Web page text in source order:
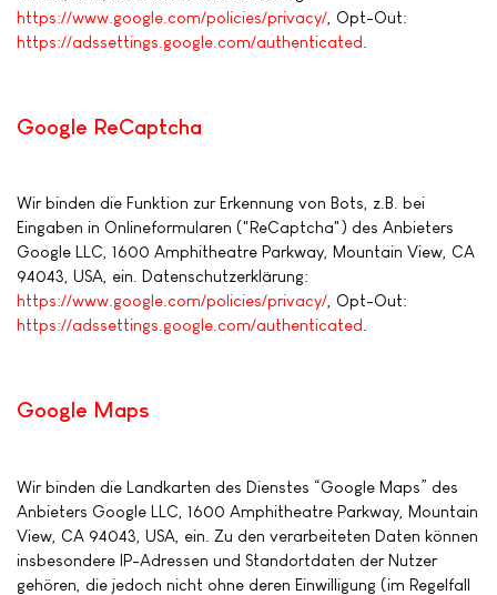
https://www.google.com/policies/privacy/ , Opt-Out:
https://adssettings.google.com/authenticated
Google ReCaptcha
Wir binden die Funktion zur Erkennung von Bots, z.B. bei
Eingaben in Onlineformularen ("ReCaptcha") des Anbieters
Google LLC, 1600 Amphitheatre Parkway, Mountain View, CA
94043, USA, ein. Datenschutzerklärung:
https://www.google.com/policies/privacy/ , Opt-Out:
https://adssettings.google.com/authenticated
Google Maps
Wir binden die Landkarten des Dienstes “Google Maps” des
Anbieters Google LLC, 1600 Amphitheatre Parkway, Mountain
View, CA 94043, USA, ein. Zu den verarbeiteten Daten können
insbesondere IP-Adressen und Standortdaten der Nutzer
gehören, die jedoch nicht ohne deren Einwilligung (im Regelfall